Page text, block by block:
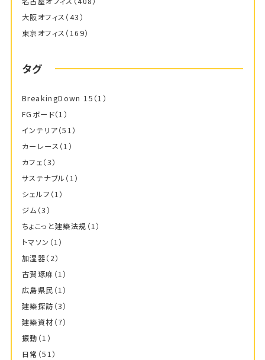
大阪オフィス （43）
東京オフィス （169）
タグ
BreakingDown 15 （1）
FGボード（1）
インテリア（51）
カーレース （1）
カフェ（3）
サステナブル （1）
シェルフ （1）
ジム（3）
ちょこっと建築法規 （1）
トマソン （1）
加湿器（2）
古賀琢麻 （1）
広島県民 （1）
建築探訪 （3）
建築資材（7）
振動 （1）
日常 （51）